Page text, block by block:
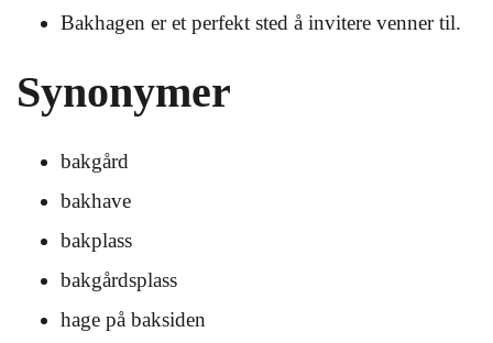
Bakhagen er et perfekt sted å invitere venner til.
Synonymer
bakgård
bakhave
bakplass
bakgårdsplass
hage på baksiden